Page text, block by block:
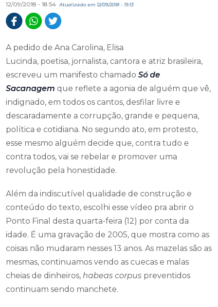
12/09/2018 - 18:54 Atualizado em 12/09/2018 - 19:13
A pedido de Ana Carolina, Elisa
Lucinda, poetisa, jornalista, cantora e atriz brasileira,
escreveu um manifesto chamado Só de
Sacanagem que reflete a agonia de alguém que vê,
indignado, em todos os cantos, desfilar livre e
descaradamente a corrupção, grande e pequena,
política e cotidiana. No segundo ato, em protesto,
esse mesmo alguém decide que, contra tudo e
contra todos, vai se rebelar e promover uma
revolução pela honestidade.
Além da indiscutível qualidade de construção e
conteúdo do texto, escolhi esse vídeo pra abrir o
Ponto Final desta quarta-feira (12) por conta da
idade. É uma gravação de 2005, que mostra como as
coisas não mudaram nesses 13 anos. As mazelas são as
mesmas, continuamos vendo as cuecas e malas
cheias de dinheiros, habeas corpus preventidos
continuam sendo manchete.